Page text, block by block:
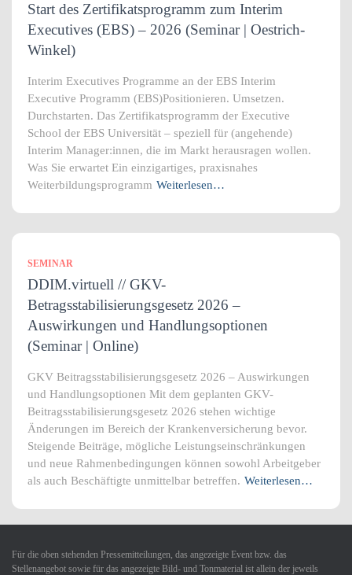
Start des Zertifikatsprogramm zum Interim
Executives (EBS) – 2026 (Seminar | Oestrich-
Winkel)
Interim Executives Programme an der EBS Interim
Executive Programm (EBS)Positionieren. Umsetzen.
Durchstarten. Das Zertifikatsprogramm der Executive
School der EBS Universität – speziell für (angehende)
Interim Manager:innen, die im Markt herausragen wollen.
Was Sie erwartet Ein einzigartiges, praxisnahes
Weiterbildungsprogramm Weiterlesen…
SEMINAR
DDIM.virtuell // GKV-
Betragsstabilisierungsgesetz 2026 –
Auswirkungen und Handlungsoptionen
(Seminar | Online)
GKV Beitragsstabilisierungsgesetz 2026 – Auswirkungen
und Handlungsoptionen Mit dem geplanten GKV-
Beitragsstabilisierungsgesetz 2026 stehen wichtige
Änderungen im Bereich der Krankenversicherung bevor.
Steigende Beiträge, mögliche Leistungseinschränkungen
und neue Rahmenbedingungen können sowohl Arbeitgeber
als auch Beschäftigte unmittelbar betreffen. Weiterlesen…
Für die oben stehenden Pressemitteilungen, das angezeigte Event bzw. das
Stellenangebot sowie für das angezeigte Bild- und Tonmaterial ist allein der jeweils